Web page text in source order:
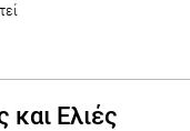
Ελιές